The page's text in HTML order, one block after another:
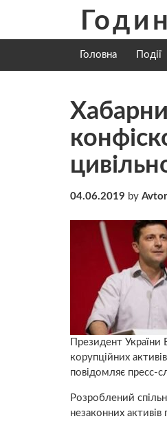
content
Головна Події
04.06.2019 by Avtor
Президент України
корупційних
повідомляє пресс-
Розроблений
незаконних